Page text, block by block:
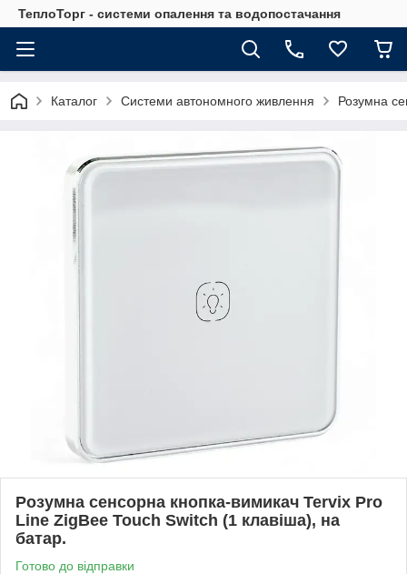
ТеплоТорг - системи опалення та водопостачання
Каталог Системи автономного живлення Розумна
Розумна сенсорна кнопка-вимикач Tervix Pro
Line ZigBee Touch Switch (1 клавіша), на
батар.
Готово до відправки